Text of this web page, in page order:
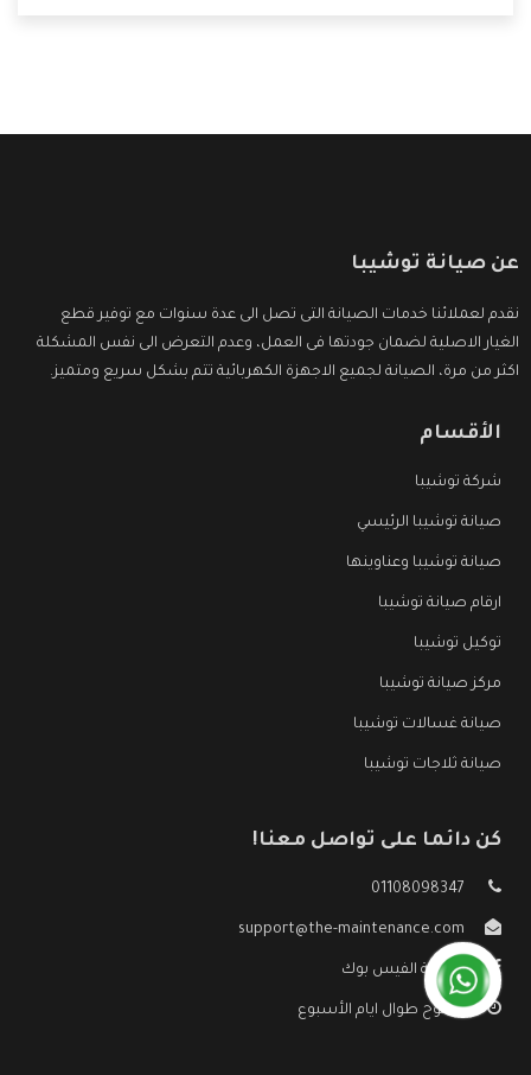
عن صيانة توشيبا
نقدم لعملائنا خدمات الصيانة التى تصل الى عدة سنوات مع توفير قطع
الغيار الاصلية لضمان جودتها فى العمل، وعدم التعرض الى نفس المشكلة
اكثر من مرة، الصيانة لجميع الاجهزة الكهربائية تتم بشكل سريع ومتميز.
الأقسام
شركة توشيبا
صيانة توشيبا الرئيسي
صيانة توشيبا وعناوينها
ارقام صيانة توشيبا
توكيل توشيبا
مركز صيانة توشيبا
صيانة غسالات توشيبا
صيانة ثلاجات توشيبا
كن دائما على تواصل معنا!
01108098347
support@the-maintenance.com
صفحة الفيس بوك
مفتوح طوال ايام الأسبوع